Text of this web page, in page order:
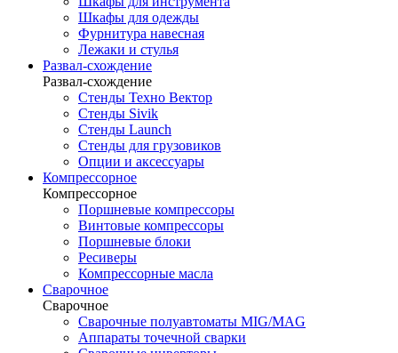
Шкафы для одежды
Фурнитура навесная
Лежаки и стулья
Развал-схождение
Развал-схождение
Стенды Техно Вектор
Стенды Sivik
Стенды Launch
Стенды для грузовиков
Опции и аксессуары
Компрессорное
Компрессорное
Поршневые компрессоры
Винтовые компрессоры
Поршневые блоки
Ресиверы
Компрессорные масла
Сварочное
Сварочное
Сварочные полуавтоматы MIG/MAG
Аппараты точечной сварки